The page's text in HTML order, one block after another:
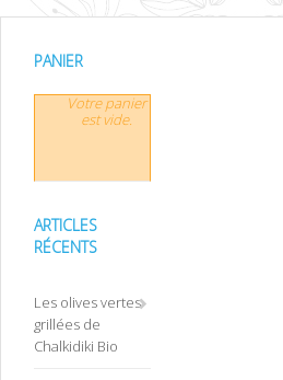
PANIER
Votre panier
est vide.
ARTICLES
RÉCENTS
Les olives vertes
grillées de
Chalkidiki Bio